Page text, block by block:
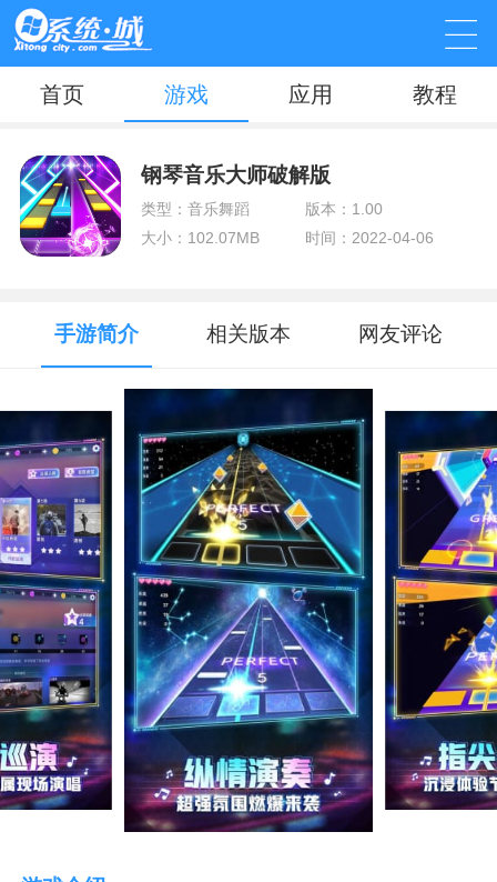
首页 游戏 应用 教程
钢琴音乐大师破解版
类型：音乐舞蹈
版本：1.00
大小：102.07MB
时间：2022-04-06
手游简介 相关版本 网友评论